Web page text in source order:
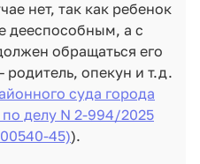
нет, так как ребенок
дееспособным, а с
обращаться его
родитель, опекун и т.д.
суда города
делу N 2-994/2025
45)).